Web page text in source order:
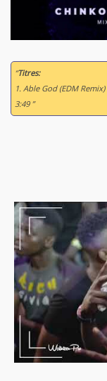
“Titres:
1. Able God (EDM
3:49 ”